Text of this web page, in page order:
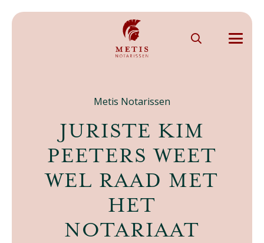
Metis Notarissen
JURISTE KIM
PEETERS WEET
WEL RAAD MET
HET
NOTARIAAT